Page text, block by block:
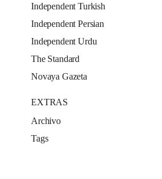
Independent Turkish
Independent Persian
Independent Urdu
The Standard
Novaya Gazeta
EXTRAS
Archivo
Tags